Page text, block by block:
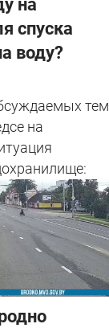
на
спуска
воду?
тем
на